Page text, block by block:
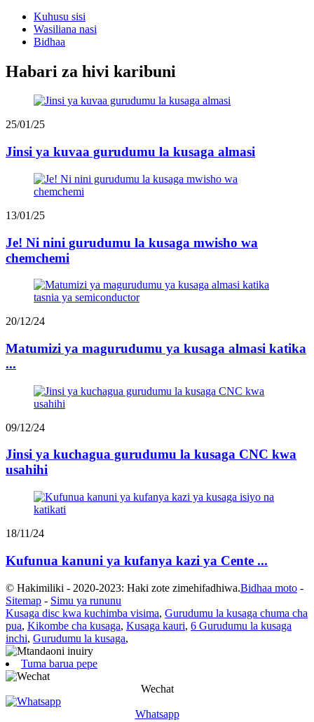
Kuhusu sisi
Wasiliana nasi
Bidhaa
Habari za hivi karibuni
25/01/25
Jinsi ya kuvaa gurudumu la kusaga almasi
13/01/25
Je! Ni nini gurudumu la kusaga mwisho wa
chemchemi
20/12/24
Matumizi ya magurudumu ya kusaga almasi katika
...
09/12/24
Jinsi ya kuchagua gurudumu la kusaga CNC kwa
usahihi
18/11/24
Kufunua kanuni ya kufanya kazi ya Cente ...
© Hakimiliki - 2020-2023: Haki zote zimehifadhiwa.Bidhaa moto -
Sitemap - Simu ya rununu
Kusaga disc kwa kuchimba visima, Gurudumu la kusaga chuma cha
pua, Kikombe cha kusaga, Kusaga kauri, 6 Gurudumu la kusaga
inchi, Gurudumu la kusaga,
Tuma barua pepe
Wechat
Whatsapp